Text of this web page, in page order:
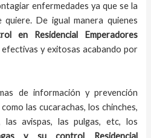
enfermedades ya que se la
De igual manera quienes
en Residencial Emperadores
y exitosas acabando por
de información y prevención
las cucarachas, los chinches,
las avispas, las pulgas, etc, los
y su control Residencial